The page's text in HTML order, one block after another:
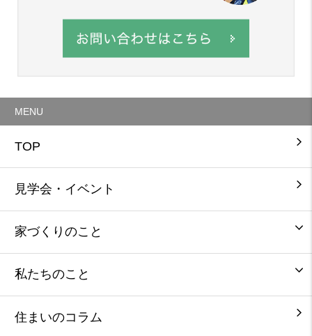
MENU
TOP
見学会・イベント
家づくりのこと
私たちのこと
住まいのコラム